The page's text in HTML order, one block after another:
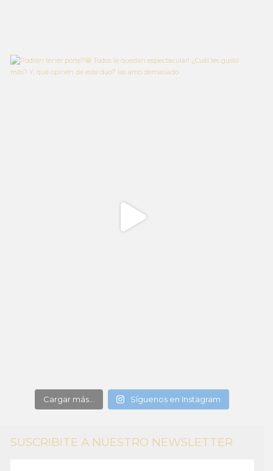
Cargar más... Síguenos en Instagram
SUSCRIBITE A NUESTRO NEWSLETTER